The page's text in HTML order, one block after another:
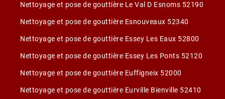
Nettoyage et pose de gouttière Le Val D Esnoms 52190
Nettoyage et pose de gouttière Esnouveaux 52340
Nettoyage et pose de gouttière Essey Les Eaux 52800
Nettoyage et pose de gouttière Essey Les Ponts 52120
Nettoyage et pose de gouttière Euffigneix 52000
Nettoyage et pose de gouttière Eurville Bienville 52410